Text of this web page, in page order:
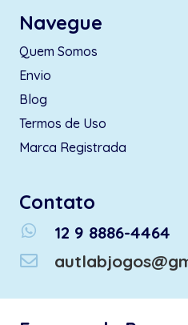
Navegue
Quem Somos
Envio
Blog
Termos de Uso
Marca Registrada
Contato
whatsapp
12 9 8886-4464